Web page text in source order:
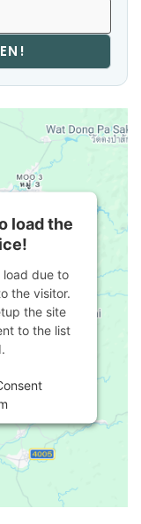
load the
due to
the visitor.
the site
to the list